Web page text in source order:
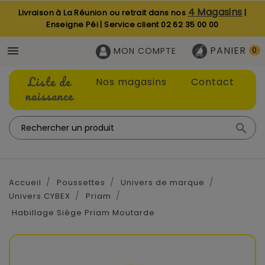
Livraison à La Réunion ou retrait dans nos 4 Magasins |
Enseigne Péi | Service client02 62 35 00 00
 PANIER 0
MON COMPTE
Liste de
naissance
Nos magasins Contact

Accueil Poussettes
Univers de marque
Univers CYBEX
Priam
Habillage Siège Priam Moutarde